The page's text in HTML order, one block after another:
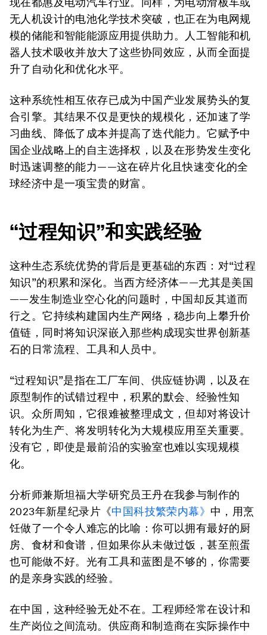
无人机设计的电池化学技术突破，也正在为电网规
模的储能和智能能源应用提供助力。人工智能和机
器人技术吸收并放大了这些协同效应，从而全面提
升了自动化和优化水平。
这种系统性相互依存已成为中国产业发展势头的复
合引擎。其结果不仅是更快的规模化，还加速了学
习曲线、降低了成本并提高了迭代能力。它赋予中
国企业战略上的自主选择权，以及在形势发生变化
时迅速调整的能力——这在碎片化且快速变化的全
球经济中是一项宝贵的财富。
“过程知识”和实践经验
这种生态系统优势的背后是更基础的东西：对“过程
知识”的积累和深化。当西方经济体——尤其是美国
——发生制造业空心化的问题时，中国却反其道而
行之。它持续构建国内生产网络，稳步向上攀升价
值链，同时将知识深嵌入那些构成现实世界创新基
石的日常流程、工具和人员中。
“过程知识”是指在工厂车间、供应链协调，以及在
原型制作的试错过程中，积累的默会、经验性知
识。众所周知，它很难被整理成文，但却对将设计
转化为生产、将发明转化为大规模应用至关重要。
没有它，即使是最前沿的实验室也难以实现规模
化。
分析师兼斯坦福大学研究员王丹在我参与制作的
2023年新星纪录片《中国科技繁荣内幕》 中，用烹
饪做了一个令人难忘的比喻：你可以拥有最好的厨
房、食材和食谱，但如果你从未做过饭，甚至煎蛋
也可能做不好。光有工具和蓝图是不够的，你需要
的是亲身实践的经验。
在中国，这种经验无处不在。工程师经常在设计和
生产岗位之间流动。供应商和制造商在实际操作中